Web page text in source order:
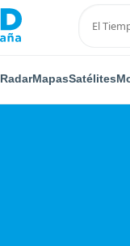
RadarMapasSatélites